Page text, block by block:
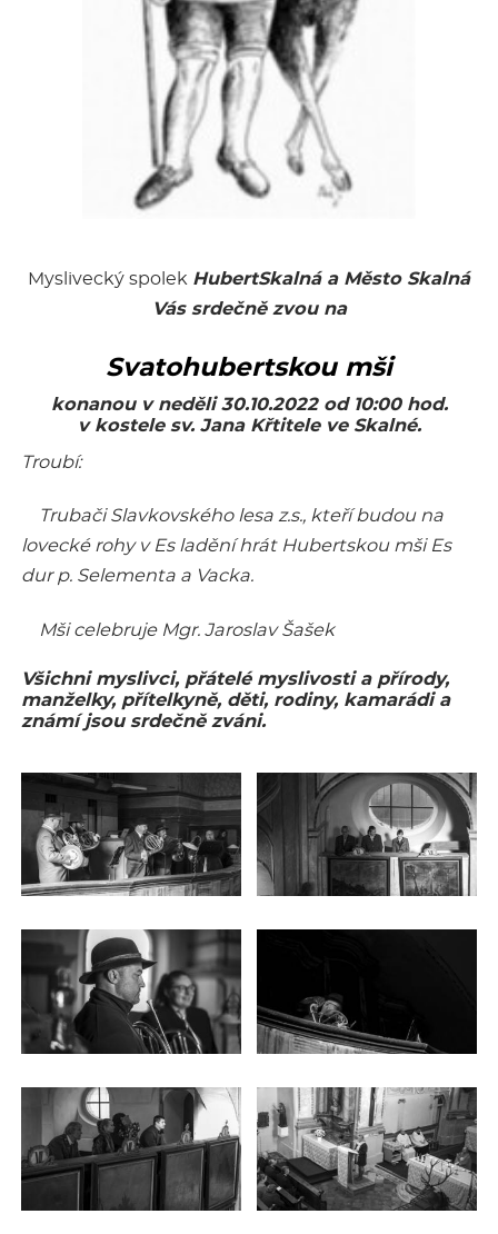
Myslivecký spolek HubertSkalná a Město Skalná
Vás srdečně zvou na
Svatohubertskou mši
konanou v neděli 30.10.2022 od 10:00 hod.
v kostele sv. Jana Křtitele ve Skalné.
Troubí:
Trubači Slavkovského lesa z.s., kteří budou na
lovecké rohy v Es ladění hrát Hubertskou mši Es
dur p. Selementa a Vacka.
Mši celebruje Mgr. Jaroslav Šašek
Všichni myslivci, přátelé myslivosti a přírody,
manželky, přítelkyně, děti, rodiny, kamarádi a
známí jsou srdečně zváni.